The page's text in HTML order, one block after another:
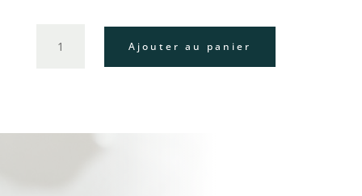
Ajouter au panier